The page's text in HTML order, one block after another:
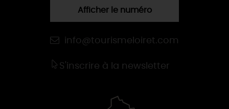
Afficher le numéro
info@tourismeloiret.com
S'inscrire à la newsletter